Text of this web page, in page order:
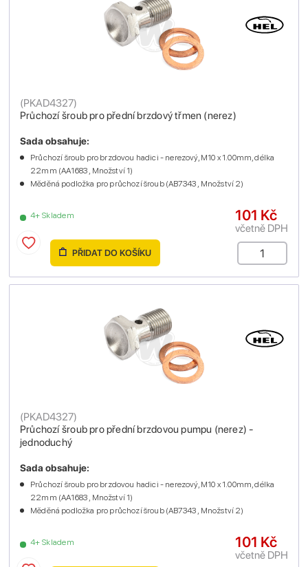
Průchozí šroub pro přední brzdový třmen (nerez)
(PKAD4327)
4+ Skladem
Sada obsahuje:
Průchozí šroub pro brzdovou hadici - nerezový, M10 x 1.00mm, délka
22mm (AA1683 , Množství 1)
Měděná podložka pro průchozí šroub (AB7343 , Množství 2)
101 Kč
včetně DPH
PŘIDAT DO KOŠÍKU
Průchozí šroub pro přední brzdovou pumpu (nerez) -
jednoduchý
(PKAD4327)
4+ Skladem
Sada obsahuje:
Průchozí šroub pro brzdovou hadici - nerezový, M10 x 1.00mm, délka
22mm (AA1683 , Množství 1)
Měděná podložka pro průchozí šroub (AB7343 , Množství 2)
101 Kč
včetně DPH